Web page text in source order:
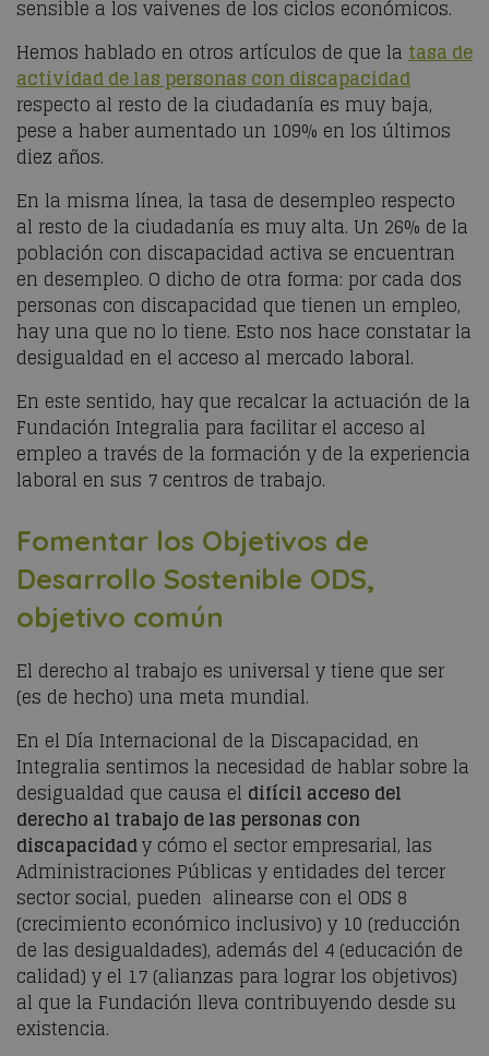
sensible a los vaivenes de los ciclos económicos.
Hemos hablado en otros artículos de que la tasa de
actividad de las personas con discapacidad
respecto al resto de la ciudadanía es muy baja,
pese a haber aumentado un 109% en los últimos
diez años.
En la misma línea, la tasa de desempleo respecto
al resto de la ciudadanía es muy alta. Un 26% de la
población con discapacidad activa se encuentran
en desempleo. O dicho de otra forma: por cada dos
personas con discapacidad que tienen un empleo,
hay una que no lo tiene. Esto nos hace constatar la
desigualdad en el acceso al mercado laboral.
En este sentido, hay que recalcar la actuación de la
Fundación Integralia para facilitar el acceso al
empleo a través de la formación y de la experiencia
laboral en sus 7 centros de trabajo.
Fomentar los Objetivos de
Desarrollo Sostenible ODS,
objetivo común
El derecho al trabajo es universal y tiene que ser
(es de hecho) una meta mundial.
En el Día Internacional de la Discapacidad, en
Integralia sentimos la necesidad de hablar sobre la
desigualdad que causa el difícil acceso del
derecho al trabajo de las personas con
discapacidady cómo el sector empresarial, las
Administraciones Públicas y entidades del tercer
sector social, pueden alinearse con el ODS 8
(crecimiento económico inclusivo) y 10 (reducción
de las desigualdades), además del 4 (educación de
calidad) y el 17 (alianzas para lograr los objetivos)
al que la Fundación lleva contribuyendo desde su
existencia.